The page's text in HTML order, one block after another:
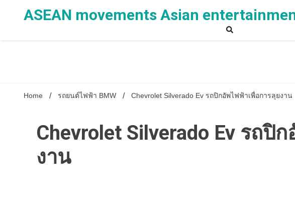
ASEAN movements Asian
Home รถยนต์ไฟฟ้า BMW Chevrolet Silverado Ev รถปิกอัพไฟฟ้าเพื่อการลุยงาน
Chevrolet Silverado Ev รถปิ
งาน